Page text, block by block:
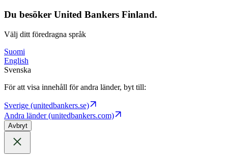
Du besöker United Bankers Finland.
Välj ditt föredragna språk
Suomi
English
Svenska
För att visa innehåll för andra länder, byt till:
Sverige (unitedbankers.se)
Andra länder (unitedbankers.com)
Avbryt